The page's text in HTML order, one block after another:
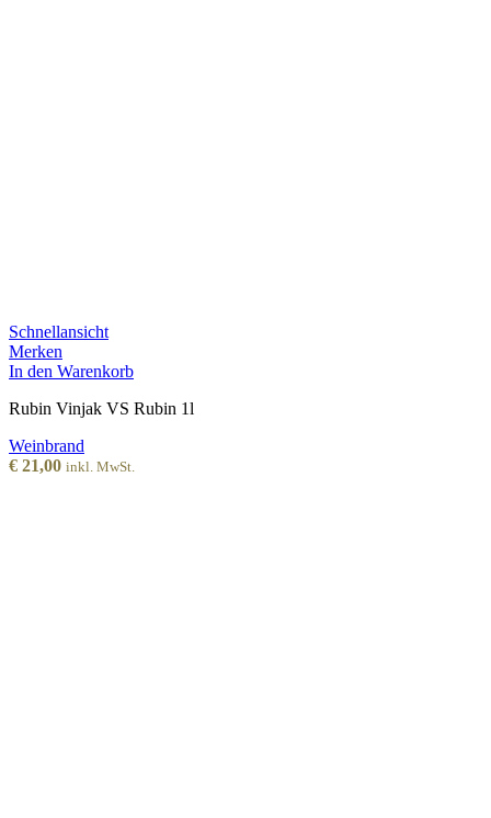
Schnellansicht
Merken
In den Warenkorb
Rubin Vinjak VS Rubin 1l
Weinbrand
€ 21,00 inkl. MwSt.